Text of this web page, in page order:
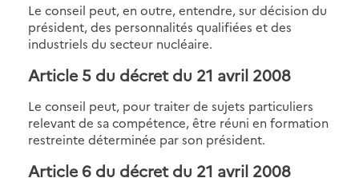
Le conseil peut, en outre, entendre, sur décision du
président, des personnalités qualifiées et des
industriels du secteur nucléaire.
Article 5 du décret du 21 avril 2008
Le conseil peut, pour traiter de sujets particuliers
relevant de sa compétence, être réuni en formation
restreinte déterminée par son président.
Article 6 du décret du 21 avril 2008